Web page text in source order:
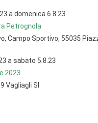
a domenica 6.8.23
Petrognola
Campo Sportivo, 55035
a sabato 5.8.23
2023
Vagliagli SI